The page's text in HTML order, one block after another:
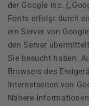
der Google Inc.
Fonts erfolgt durch
ein Server von
den Server
Sie besucht haben.
Browsers des
Internetseiten von
Nähere